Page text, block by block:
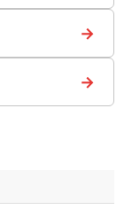
→
→